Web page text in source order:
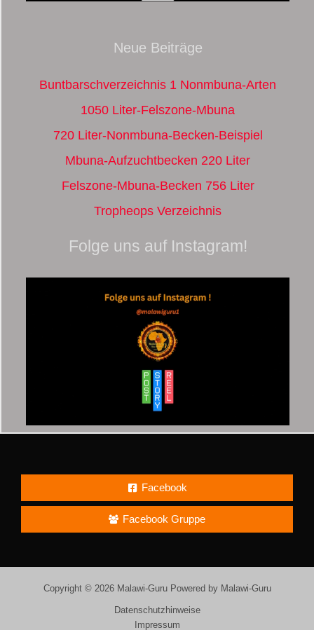
Neue Beiträge
Buntbarschverzeichnis 1 Nonmbuna-Arten
1050 Liter-Felszone-Mbuna
720 Liter-Nonmbuna-Becken-Beispiel
Mbuna-Aufzuchtbecken 220 Liter
Felszone-Mbuna-Becken 756 Liter
Tropheops Verzeichnis
Folge uns auf Instagram!
Facebook
Facebook Gruppe
Copyright © 2026 Malawi-Guru Powered by Malawi-Guru
Datenschutzhinweise
Impressum